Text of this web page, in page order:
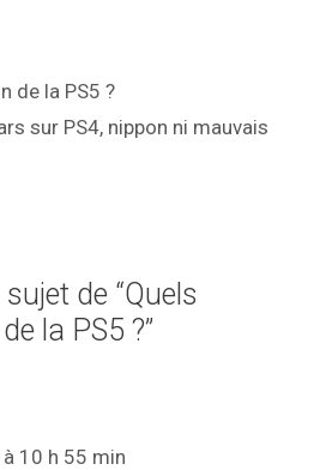
de la PS5 ?
sur PS4, nippon ni mauvais
de “Quels
la PS5 ?”
10 h 55 min